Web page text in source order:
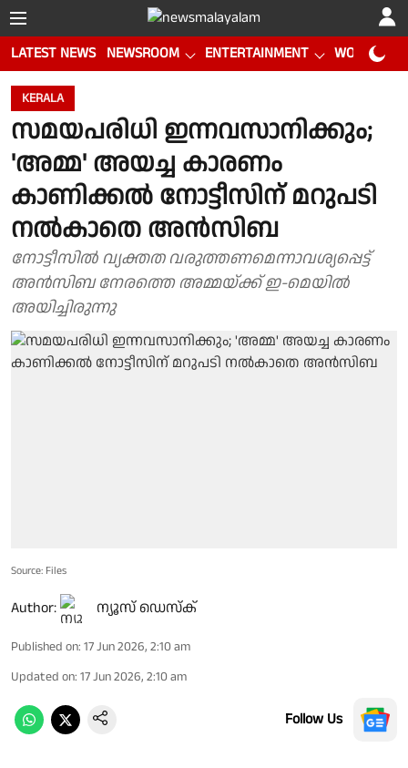
LATEST NEWS NEWSROOM ENTERTAINMENT WORLD CUP
KERALA
സമയപരിധി ഇന്നവസാനിക്കും;
'അമ്മ' അയച്ച കാരണം
കാണിക്കൽ നോട്ടീസിന് മറുപടി
നൽകാതെ അൻസിബ
നോട്ടീസിൽ വ്യക്തത വരുത്തണമെന്നാവശ്യപ്പെട്ട്
അൻസിബ നേരത്തെ അമ്മയ്ക്ക് ഇ-മെയിൽ
അയിച്ചിരുന്നു
Source: Files
Author: ന്യൂസ് ഡെസ്ക്
Published on: 17 Jun 2026, 2:10 am
Updated on: 17 Jun 2026, 2:10 am
Follow Us